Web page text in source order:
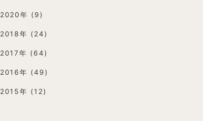
2020年 (9)
2018年 (24)
2017年 (64)
2016年 (49)
2015年 (12)